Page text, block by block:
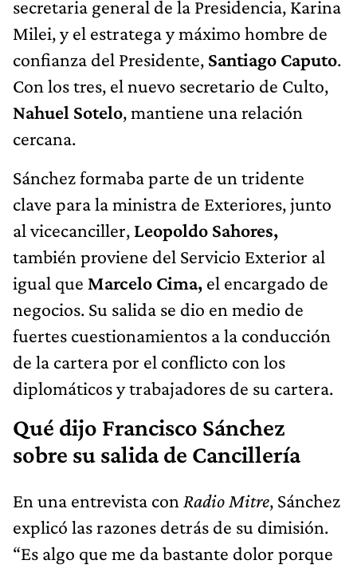
secretaria general de la Presidencia, Karina
Milei, y el estratega y máximo hombre de
confianza del Presidente, Santiago Caputo.
Con los tres, el nuevo secretario de Culto,
Nahuel Sotelo, mantiene una relación
cercana.
Sánchez formaba parte de un tridente
clave para la ministra de Exteriores, junto
al vicecanciller, Leopoldo Sahores,
también proviene del Servicio Exterior al
igual que Marcelo Cima, el encargado de
negocios. Su salida se dio en medio de
fuertes cuestionamientos a la conducción
de la cartera por el conflicto con los
diplomáticos y trabajadores de su cartera.
Qué dijo Francisco Sánchez
sobre su salida de Cancillería
En una entrevista con Radio Mitre, Sánchez
explicó las razones detrás de su dimisión.
“Es algo que me da bastante dolor porque